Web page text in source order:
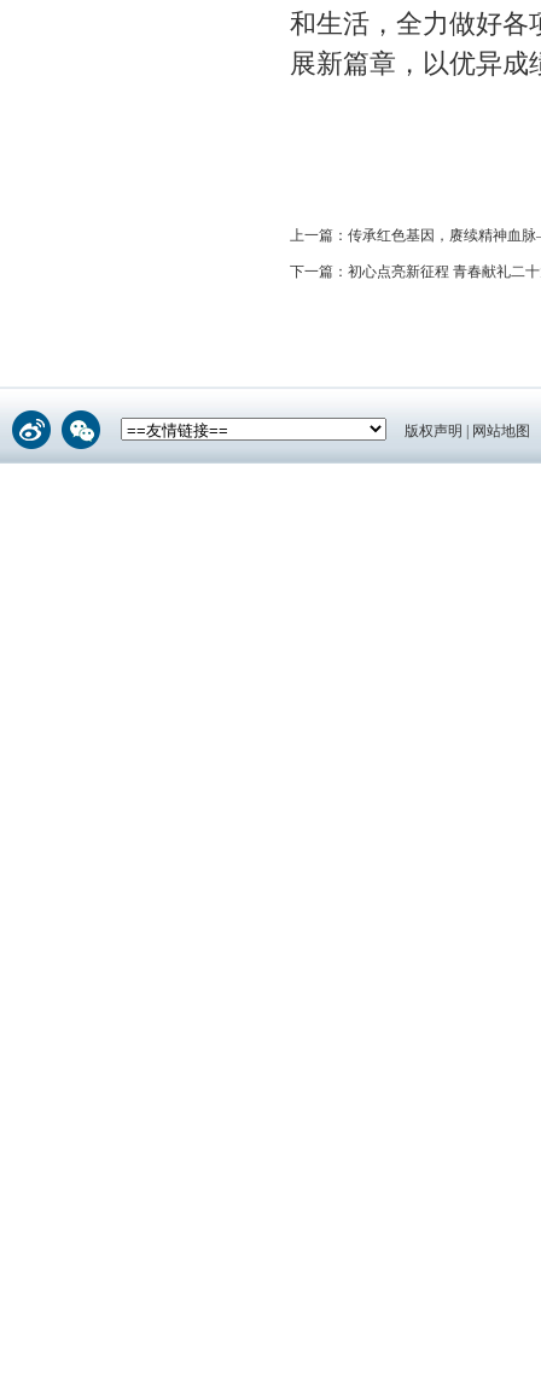
和生活，全力做好各
展新篇章，以优异
上一篇： 传承红色基因，赓续精神血
下一篇： 初心点亮新征程 青春献礼二
版权声明 网站地图